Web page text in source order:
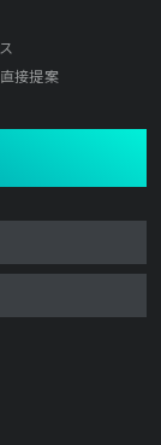
接提案